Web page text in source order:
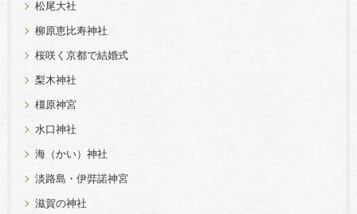
松尾大社
柳原恵比寿神社
桜咲く京都で結婚式
梨木神社
橿原神宮
水口神社
海（かい）神社
淡路島・伊弉諾神宮
滋賀の神社